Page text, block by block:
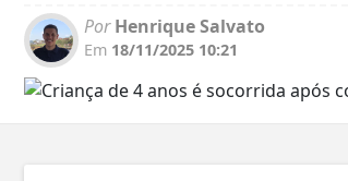
PorHenrique Salvato
Em 18/11/2025 10:21